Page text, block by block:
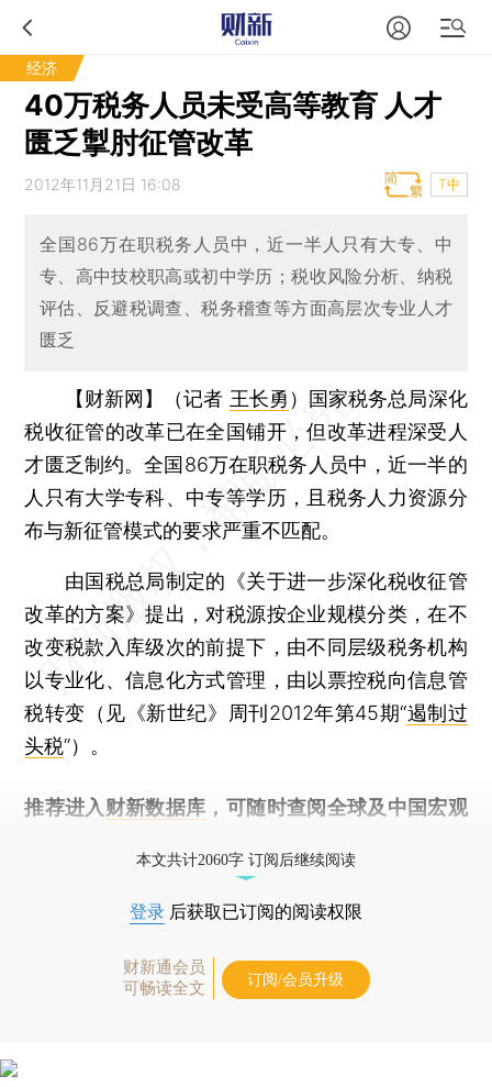
经济
40万税务人员未受高等教育 人才
匮乏掣肘征管改革
2012年11月21日 16:08 T中
全国86万在职税务人员中，近一半人只有大专、中
专、高中技校职高或初中学历；税收风险分析、纳税
评估、反避税调查、税务稽查等方面高层次专业人才
匮乏
【财新网】（记者 王长勇 ） 国家税务总局深化
税收征管的改革已在全国铺开，但改革进程深受人
才匮乏制约。全国86万在职税务人员中，近一半的
人只有大学专科、中专等学历，且税务人力资源分
布与新征管模式的要求严重不匹配。
由国税总局制定的《关于进一步深化税收征管
改革的方案》提出，对税源按企业规模分类，在不
改变税款入库级次的前提下，由不同层级税务机构
以专业化、信息化方式管理，由以票控税向信息管
税转变（见《新世纪》周刊2012年第45期“遏制过
头税”）。
推荐进入 财新数据库 ，可随时查阅全球及中国宏观
本文共计2060字 订阅后继续阅读
登录 后获取已订阅的阅读权限
财新通会员
可畅读全文
订阅/会员升级